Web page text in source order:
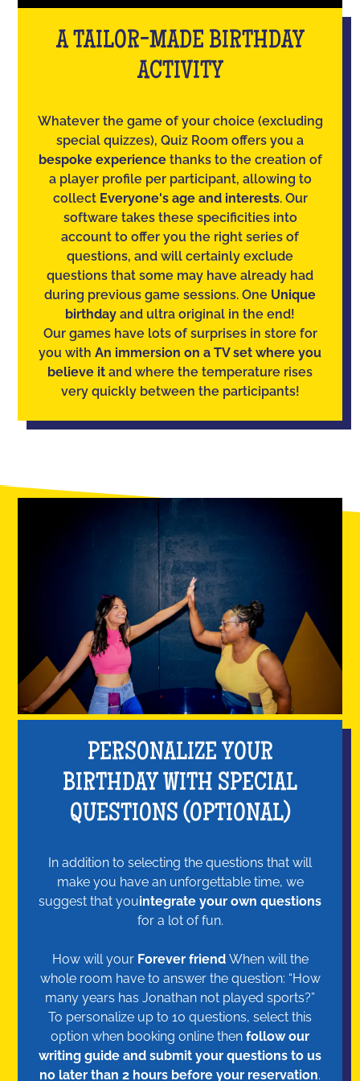
A TAILOR-MADE BIRTHDAY
ACTIVITY
Whatever the game of your choice (excluding
special quizzes), Quiz Room offers you a
bespoke experience thanks to the creation of
a player profile per participant, allowing to
collect Everyone's age and interests. Our
software takes these specificities into
account to offer you the right series of
questions, and will certainly exclude
questions that some may have already had
during previous game sessions. One Unique
birthday and ultra original in the end!
Our games have lots of surprises in store for
you with An immersion on a TV set where you
believe it and where the temperature rises
very quickly between the participants!
PERSONALIZE YOUR
BIRTHDAY WITH SPECIAL
QUESTIONS (OPTIONAL)
In addition to selecting the questions that will
make you have an unforgettable time, we
suggest that youintegrate your own questions
for a lot of fun.
How will your Forever friend When will the
whole room have to answer the question: “How
many years has Jonathan not played sports?”
To personalize up to 10 questions, select this
option when booking online then follow our
writing guide and submit your questions to us
no later than 2 hours before your reservation.